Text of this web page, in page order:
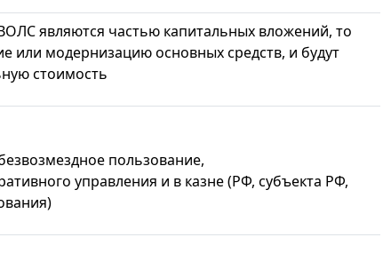
являются частью капитальных вложений, то
или модернизацию основных средств, и будут
стоимость
пользование,
управления и в казне (РФ, субъекта РФ,